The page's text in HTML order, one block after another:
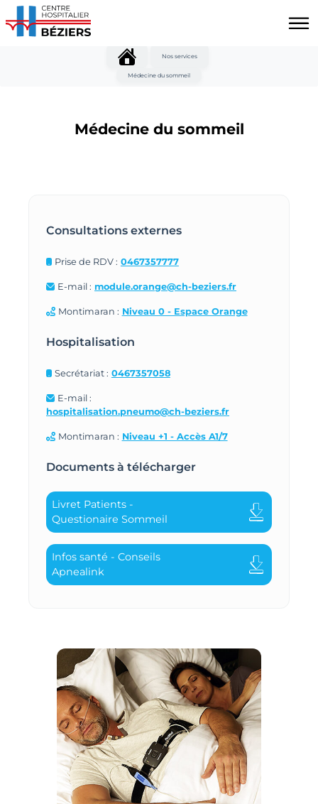
Aller au contenu principal
Nos services
Médecine du sommeil
Médecine du sommeil
Consultations externes
Prise de RDV : 0467357777
E-mail : module.orange@ch-beziers.fr
Montimaran : Niveau 0 - Espace Orange
Hospitalisation
Secrétariat : 0467357058
E-mail :
hospitalisation.pneumo@ch-beziers.fr
Montimaran : Niveau +1 - Accès A1/7
Documents à télécharger
Livret Patients -
Questionaire Sommeil
Infos santé - Conseils
Apnealink
Panneau de gestion des cookies